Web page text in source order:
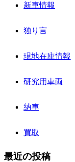
新車情報
独り言
現地在庫情報
研究用車両
納車
買取
最近の投稿